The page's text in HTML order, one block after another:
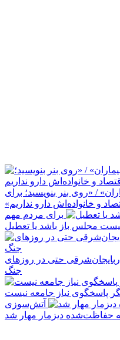
/ «روی بنر بنویسید؛ برای
و خانواده‌اش دارو نداریم»
برای مردم مهم
مجلس باز باشد یا تعطیل
حتی در روزهای
جنگ
پاسخگوی نیاز جامعه نیست
آتش‌سوزی
حفاظت‌شده دیزمار مهار شد